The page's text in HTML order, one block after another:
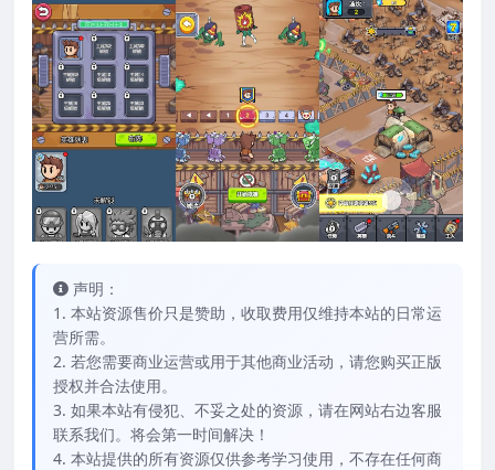
声明：
1. 本站资源售价只是赞助，收取费用仅维持本站的日常运
营所需。
2. 若您需要商业运营或用于其他商业活动，请您购买正版
授权并合法使用。
3. 如果本站有侵犯、不妥之处的资源，请在网站右边客服
联系我们。将会第一时间解决！
4. 本站提供的所有资源仅供参考学习使用，不存在任何商